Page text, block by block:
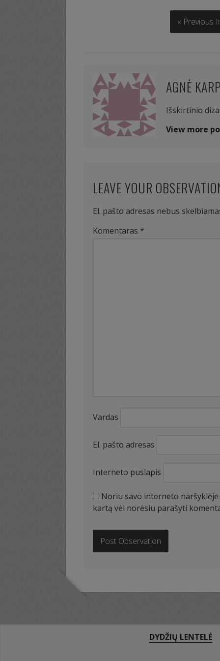
« Previous
AGNĖ
Išskirtinio
View more
LEAVE YOUR
El. pašto adresas nebus
Komentaras *
Vardas
El. pašto adresas
Interneto puslapis
Noriu savo interneto
kartą vėl norėsiu parašyti
DYDŽIŲ LENTELĖ